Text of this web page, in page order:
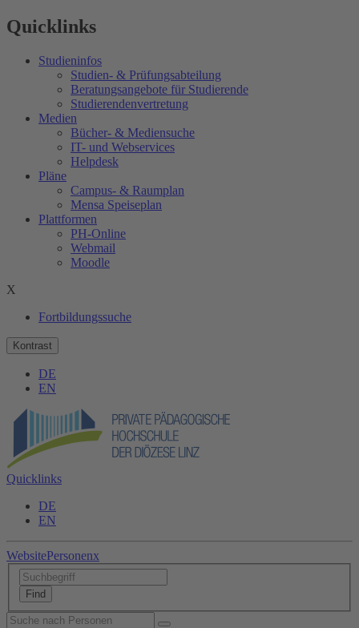
Quicklinks
Studieninfos
Studien- & Prüfungsabteilung
Beratungsangebote für Studierende
Studierendenvertretung
Medien
Bücher- & Mediensuche
IT- und Webservices
Helpdesk
Pläne
Campus- & Raumplan
Mensa Speiseplan
Plattformen
PH-Online
Webmail
Moodle
X
Fortbildungssuche
Kontrast
DE
EN
Quicklinks
DE
EN
WebsitePersonenx